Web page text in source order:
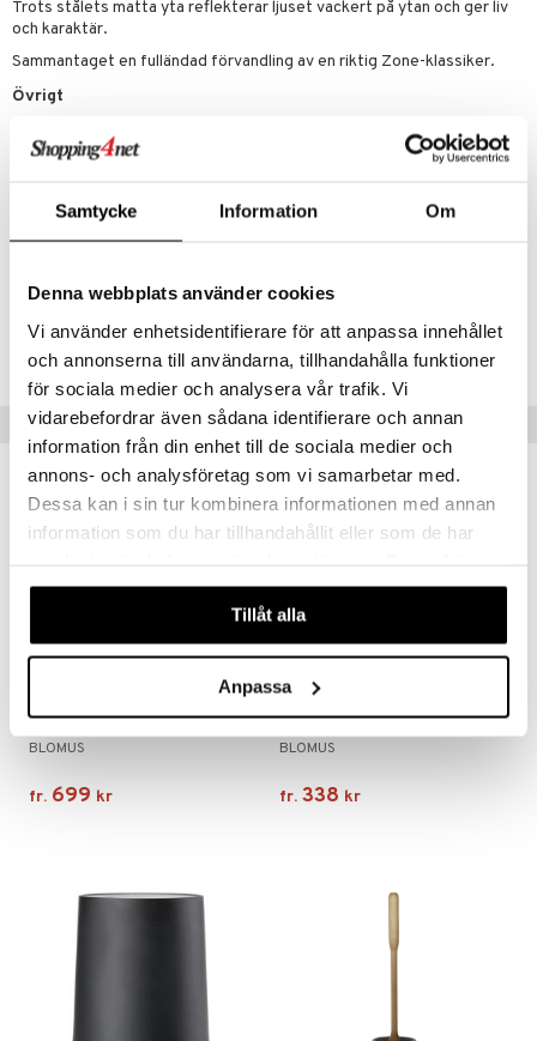
Samtycke Information Om
Denna webbplats använder cookies
Vi använder enhetsidentifierare för att anpassa innehållet
och annonserna till användarna, tillhandahålla funktioner
för sociala medier och analysera vår trafik. Vi
vidarebefordrar även sådana identifierare och annan
information från din enhet till de sociala medier och
annons- och analysföretag som vi samarbetar med.
Dessa kan i sin tur kombinera informationen med annan
information som du har tillhandahållit eller som de har
våra cookies vid fortsatt användande av vår webbplats.
Tillåt alla
Anpassa
Trots stålets matta yta reflekterar ljuset vackert på ytan och ger liv
och karaktär.
Sammantaget en fulländad förvandling av en riktig Zone-klassiker.
Övrigt
Kapacitet 400 cl
Diameter 19.5 cm
IUB64-1-MF
Lägsta pris senaste 30 dagarna: 1511 kr
Populära produkter
BLOMUS
fr. 699 kr
BLOMUS
fr. 338 kr